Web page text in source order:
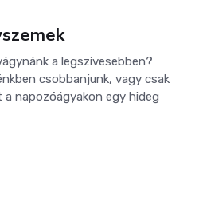
a legszívesebben?
csobbanjunk, vagy csak
napozóágyakon egy hideg